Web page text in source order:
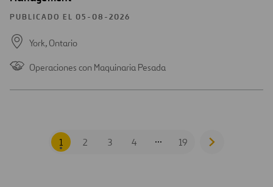
PUBLICADO EL 05-08-2026
York, Ontario
Operaciones con Maquinaria Pesada
1 2 3 4 ... 19
Go